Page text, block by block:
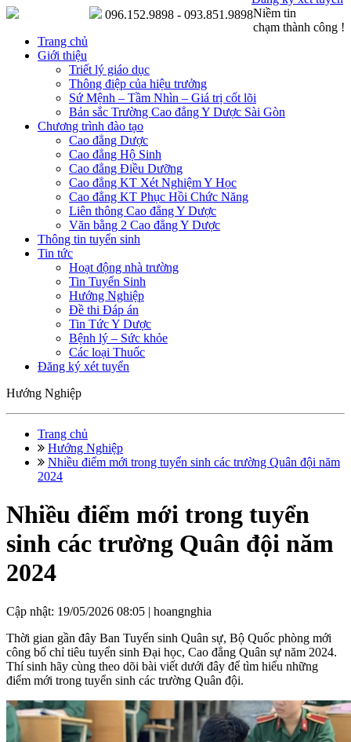
Niềm tin
chạm thành công !
096.152.9898 - 093.851.9898
Trang chủ
Giới thiệu
Triết lý giáo dục
Thông điệp của hiệu trưởng
Sứ Mệnh – Tầm Nhìn – Giá trị cốt lõi
Bản sắc Trường Cao đẳng Y Dược Sài Gòn
Chương trình đào tạo
Cao đẳng Dược
Cao đẳng Hộ Sinh
Cao đẳng Điều Dưỡng
Cao đẳng KT Xét Nghiệm Y Học
Cao đẳng KT Phục Hồi Chức Năng
Liên thông Cao đẳng Y Dược
Văn bằng 2 Cao đẳng Y Dược
Thông tin tuyển sinh
Tin tức
Hoạt động nhà trường
Tin Tuyển Sinh
Hướng Nghiệp
Đề thi Đáp án
Tin Tức Y Dược
Bệnh lý – Sức khỏe
Các loại Thuốc
Đăng ký xét tuyển
Hướng Nghiệp
Trang chủ
Hướng Nghiệp
Nhiều điểm mới trong tuyển sinh các trường Quân đội năm
2024
Nhiều điểm mới trong tuyển
sinh các trường Quân đội năm
2024
Cập nhật: 19/05/2026 08:05 | hoangnghia
Thời gian gần đây Ban Tuyển sinh Quân sự, Bộ Quốc phòng mới
công bố chỉ tiêu tuyển sinh Đại học, Cao đẳng Quân sự năm 2024.
Thí sinh hãy cùng theo dõi bài viết dưới đây để tìm hiểu những
điểm mới trong tuyển sinh các trường Quân đội.